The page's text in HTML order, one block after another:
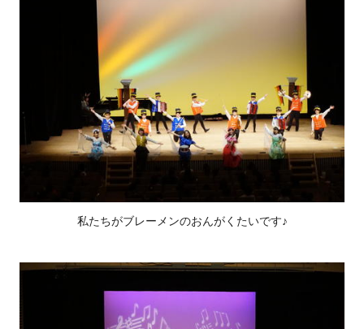
私たちがブレーメンのおんがくたいです♪